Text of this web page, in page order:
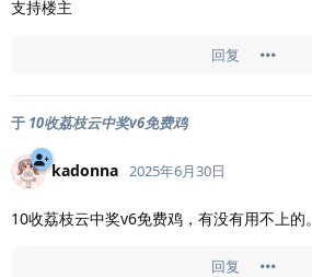
支持楼主
回复
于 10收荔枝云中奖v6免费鸡
kadonna 2025年6月30日
10收荔枝云中奖v6免费鸡，有没有用不上的。
回复